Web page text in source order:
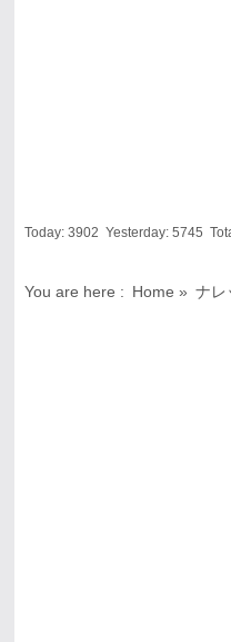
Today: 3902 Yesterday: 5745
You are here : Home » ナレ